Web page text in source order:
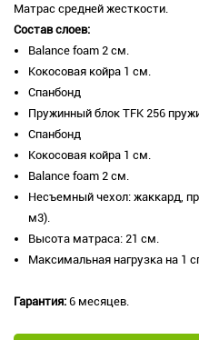
Матрас средней жесткости.
Состав слоев:
​Balance foam 2 см.
Кокосовая койра 1 см.
Спанбонд
Пружинный блок TFK 256
Спанбонд
Кокосовая койра 1 см.
​Balance foam 2 см.
Несъемный чехол: жаккард,
м3).
Высота матраса: 21 см.
Максимальная нагрузка на 1
Гарантия: 6 месяцев.